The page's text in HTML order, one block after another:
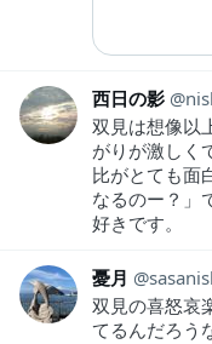
西日の影
双見は想像以
がりが激しく
比がとても面
なるのー？」
好きです。
憂月
双見の喜怒哀
てるんだろう